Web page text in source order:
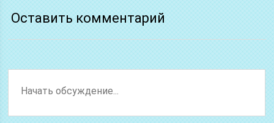
Оставить комментарий